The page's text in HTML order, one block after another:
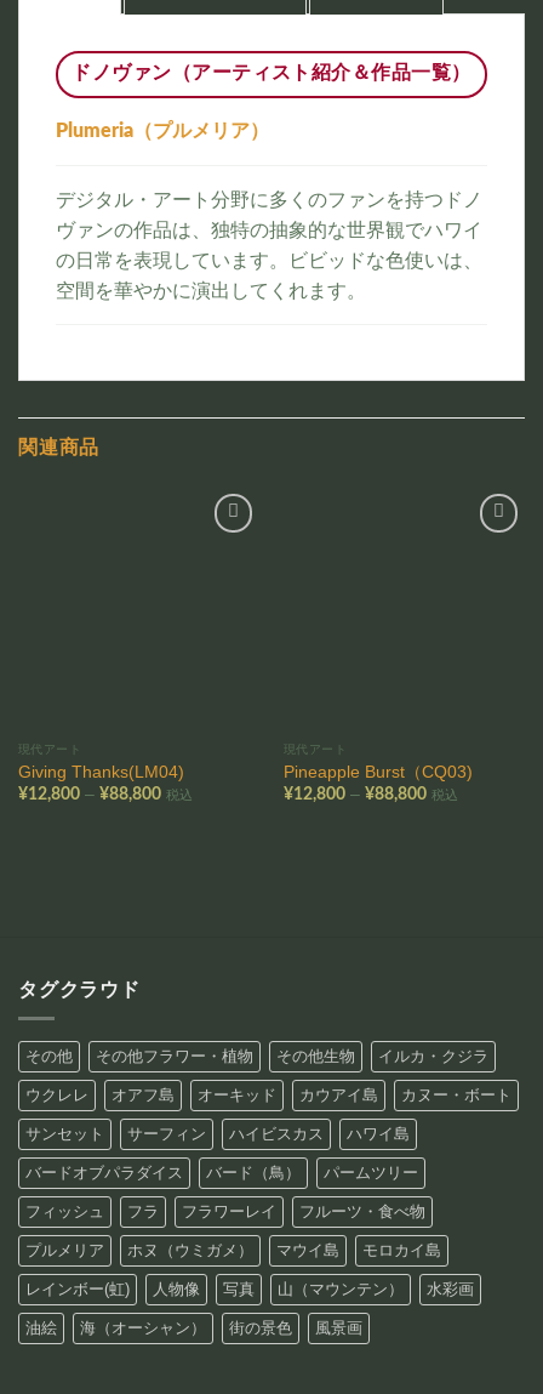
ドノヴァン（アーティスト紹介＆作品一覧）
Plumeria（プルメリア）
デジタル・アート分野に多くのファンを持つドノ
ヴァンの作品は、独特の抽象的な世界観でハワイ
の日常を表現しています。ビビッドな色使いは、
空間を華やかに演出してくれます。
関連商品
現代アート
Giving Thanks(LM04)
¥12,800 – ¥88,800価税込
現代アート
Pineapple Burst（CQ03)
¥12,800 – ¥88,800価税込
タグクラウド
その他 その他フラワー・植物 その他生物 イルカ・クジラ
ウクレレ オアフ島 オーキッド カウアイ島 カヌー・ボート
サンセット サーフィン ハイビスカス ハワイ島
バードオブパラダイス バード（鳥） パームツリー
フィッシュ フラ フラワーレイ フルーツ・食べ物
プルメリア ホヌ（ウミガメ） マウイ島 モロカイ島
レインボー(虹) 人物像 写真 山（マウンテン） 水彩画
油絵 海（オーシャン） 街の景色 風景画